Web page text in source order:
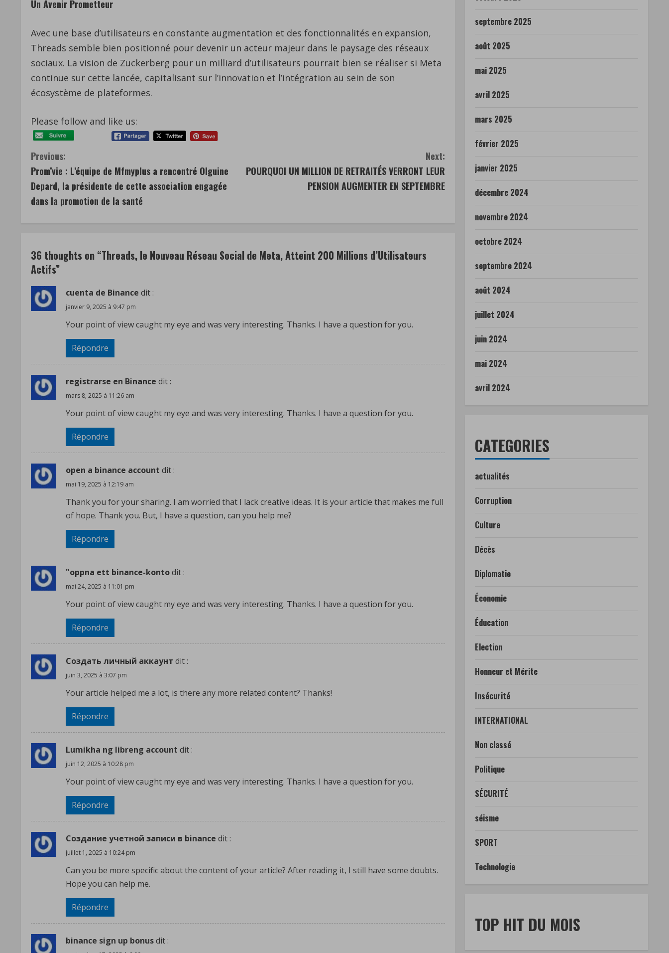
Un Avenir Prometteur
Avec une base d’utilisateurs en constante augmentation et des fonctionnalités en expansion,
Threads semble bien positionné pour devenir un acteur majeur dans le paysage des réseaux
sociaux. La vision de Zuckerberg pour un milliard d’utilisateurs pourrait bien se réaliser si Meta
continue sur cette lancée, capitalisant sur l’innovation et l’intégration au sein de son
écosystème de plateformes.
Please follow and like us:
C
o
n
n
u
e
a
d
g
Previous:
Prom’vie : L’équipe de Mfmyplus a rencontré Olguine
Depard, la présidente de cette association engagée
dans la promotion de la santé
Next:
POURQUOI UN MILLION DE RETRAITÉS VERRONT LEUR
PENSION AUGMENTER EN SEPTEMBRE
36 thoughts on “Threads, le Nouveau Réseau Social de Meta, Atteint 200 Millions d’Utilisateurs
Actifs”
cuenta de Binance dit :
janvier 9, 2025 à 9:47 pm
Your point of view caught my eye and was very interesting. Thanks. I have a question for you.
Répondre
registrarse en Binance dit :
mars 8, 2025 à 11:26 am
Your point of view caught my eye and was very interesting. Thanks. I have a question for you.
Répondre
open a binance account dit :
mai 19, 2025 à 12:19 am
Thank you for your sharing. I am worried that I lack creative ideas. It is your article that makes me full
of hope. Thank you. But, I have a question, can you help me?
Répondre
"oppna ett binance-kontodit :
mai 24, 2025 à 11:01 pm
Your point of view caught my eye and was very interesting. Thanks. I have a question for you.
Répondre
Создать личный аккаунт dit :
juin 3, 2025 à 3:07 pm
Your article helped me a lot, is there any more related content? Thanks!
Répondre
Lumikha ng libreng account dit :
juin 12, 2025 à 10:28 pm
Your point of view caught my eye and was very interesting. Thanks. I have a question for you.
Répondre
Создание учетной записи в binance dit :
juillet 1, 2025 à 10:24 pm
Can you be more specific about the content of your article? After reading it, I still have some doubts.
Hope you can help me.
Répondre
binance sign up bonusdit :
septembre 2025
août 2025
mai 2025
avril 2025
mars 2025
février 2025
janvier 2025
décembre 2024
novembre 2024
octobre 2024
septembre 2024
août 2024
juillet 2024
juin 2024
mai 2024
avril 2024
CATEGORIES
actualités
Corruption
Culture
Décès
Diplomatie
Économie
Éducation
Election
Honneur et Mérite
Insécurité
INTERNATIONAL
Non classé
Politique
SÉCURITÉ
séisme
SPORT
Technologie
TOP HIT DU MOIS